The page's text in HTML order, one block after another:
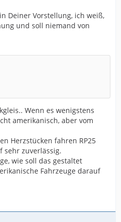
Deiner Vorstellung, ich weiß,
und soll niemand von
Wenn es wenigstens
amerikanisch, aber vom
Herzstücken fahren RP25
sehr zuverlässig.
wie soll das gestaltet
Fahrzeuge darauf